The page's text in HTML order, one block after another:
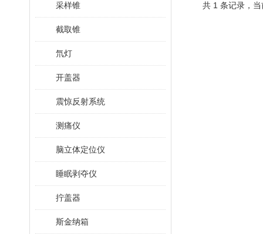
采样锥
截取锥
氘灯
开盖器
震惊反射系统
测痛仪
脑立体定位仪
睡眠剥夺仪
拧盖器
斯金纳箱
共 1 条记录，